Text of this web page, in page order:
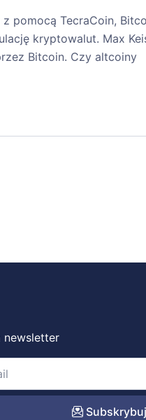
pomocą TecraCoin,
kryptowalut. Max
Bitcoin. Czy altcoiny
newsletter
Subskrybuj